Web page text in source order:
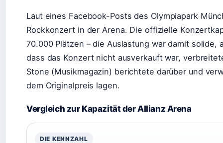
Laut eines Facebook-Posts des Olympiapark
Rockkonzert in der Arena. Die offizielle
70.000 Plätzen – die Auslastung war damit
dass das Konzert nicht ausverkauft war,
Stone (Musikmagazin) berichtete darüber und
dem Originalpreis lagen.
Vergleich zur Kapazität der Allianz Arena
DIE KENNZAHL